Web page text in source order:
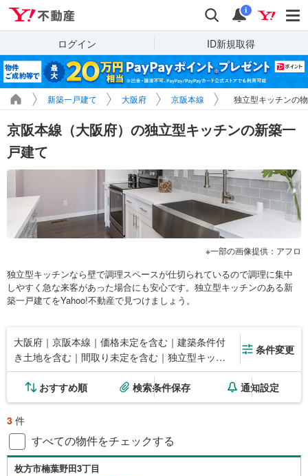
検索 通知
i
ログイン ID新規取得
新築一戸建て 大阪府 京阪本線 独立型キッチンの
京阪本線（大阪府）の独立型キッチンの新築一
戸建て
一部の画像提供：アフロ
独立型キッチンなら壁で調理スペースが仕切られているので調理に集中
しやすく急な来客があった場合にも安心です。独立型キッチンのある新
築一戸建てをYahoo!不動産で見つけましょう。
大阪府｜京阪本線｜価格未定を含む｜建築条件付
き土地を含む｜間取り未定を含む｜独立型キッチ
ン
条件変更
おすすめ順 検索条件保存 通知設定
3 件
すべての物件をチェックする
枚方市楠葉野田3丁目